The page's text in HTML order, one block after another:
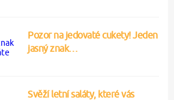
Pozor na jedovaté cukety! Jeden
jasný znak…
Svěží letní saláty, které vás